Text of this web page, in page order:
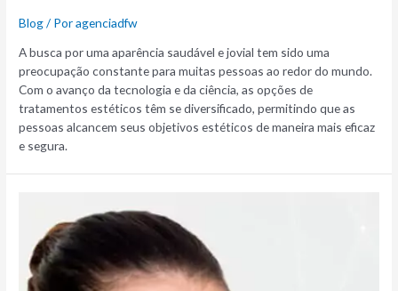
Blog/ Poragenciadfw
A busca por uma aparência saudável e jovial tem sido uma
preocupação constante para muitas pessoas ao redor do mundo.
Com o avanço da tecnologia e da ciência, as opções de
tratamentos estéticos têm se diversificado, permitindo que as
pessoas alcancem seus objetivos estéticos de maneira mais eficaz
e segura.